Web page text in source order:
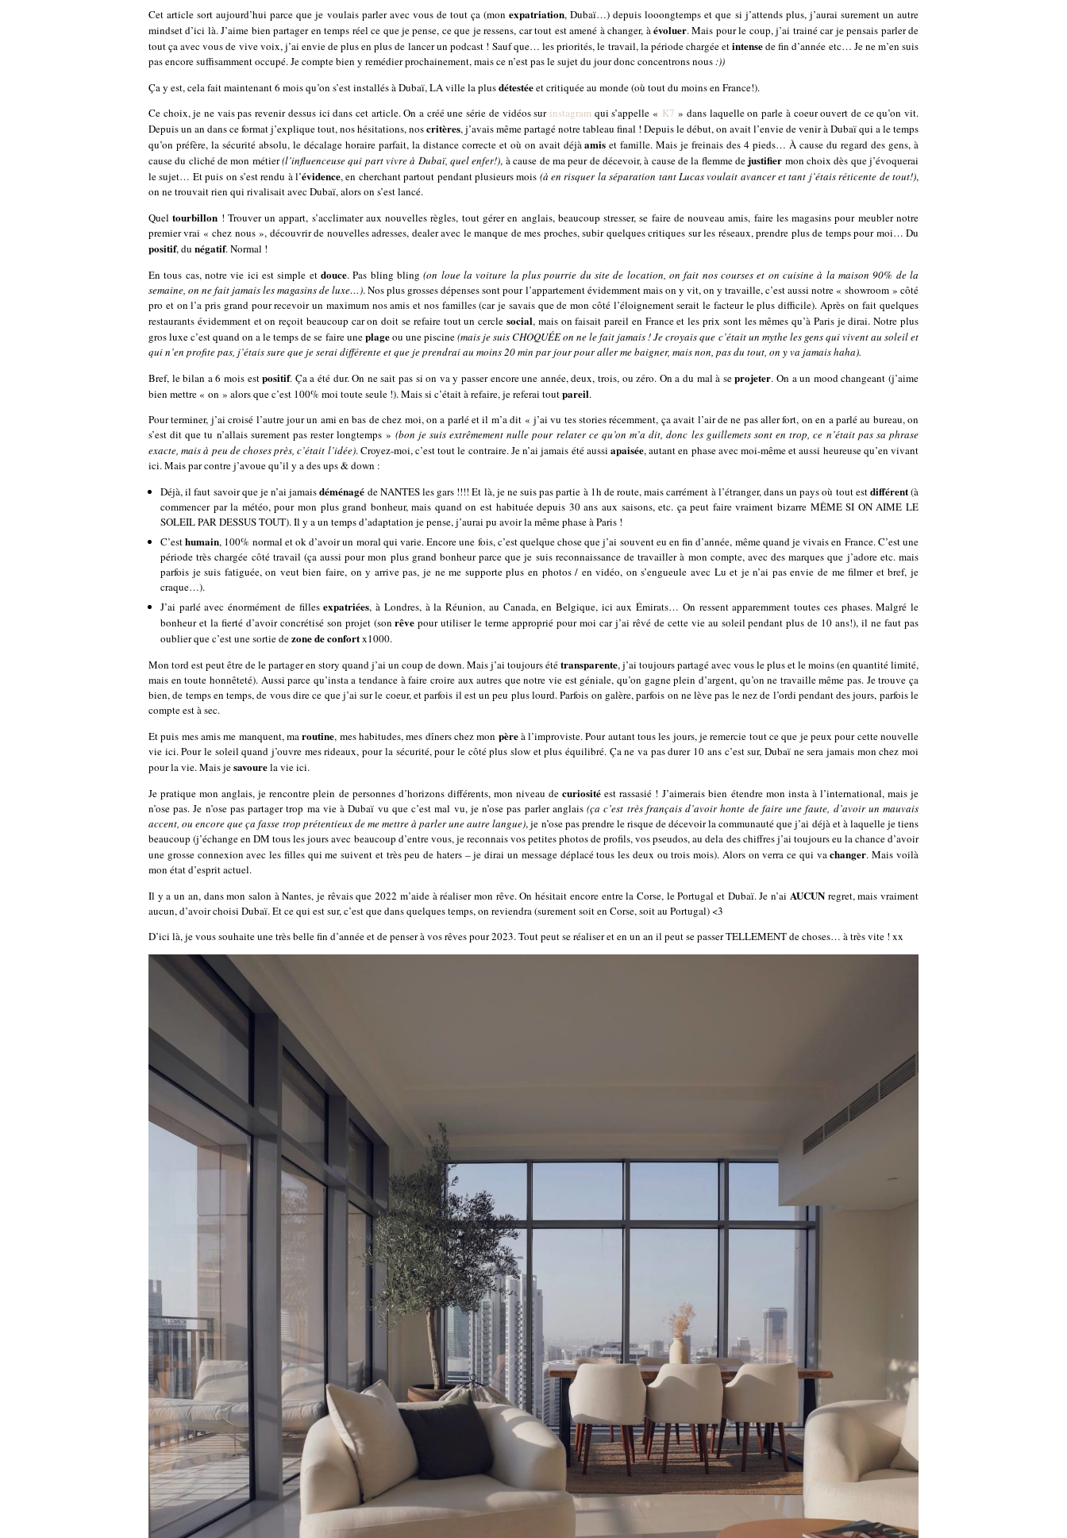
Cet article sort aujourd’hui parce que je voulais parler avec vous de tout ça (monexpatriation, Dubaï…) depuis looongtemps et que si j’attends plus, j’aurai surement un autre
mindset d’ici là. J’aime bien partager en temps réel ce que je pense, ce que je ressens, car tout est amené à changer, à évoluer. Mais pour le coup, j’ai trainé car je pensais parler de
tout ça avec vous de vive voix, j’ai envie de plus en plus de lancer un podcast ! Sauf que… les priorités, le travail, la période chargée etintensede fin d’année etc… Je ne m’en suis
pas encore suffisamment occupé. Je compte bien y remédier prochainement, mais ce n’est pas le sujet du jour donc concentrons nous :))
Ça y est, cela fait maintenant 6 mois qu’on s’est installés à Dubaï, LA ville la plusdétestéeet critiquée au monde (où tout du moins en France!).
Ce choix, je ne vais pas revenir dessus ici dans cet article. On a créé une série de vidéos sur instagram qui s’appelle « K7 » dans laquelle on parle à coeur ouvert de ce qu’on vit.
Depuis un an dans ce format j’explique tout, nos hésitations, noscritères, j’avais même partagé notre tableau final ! Depuis le début, on avait l’envie de venir à Dubaï qui a le temps
qu’on préfère, la sécurité absolu, le décalage horaire parfait, la distance correcte et où on avait déjàamis et famille. Mais je freinais des 4 pieds… À cause du regard des gens, à
cause du cliché de mon métier(l’influenceuse qui part vivre à Dubaï, quel enfer!), à cause de ma peur de décevoir, à cause de la flemme de justifier mon choix dès que j’évoquerai
le sujet… Et puis on s’est rendu à l’évidence, en cherchant partout pendant plusieurs mois (à en risquer la séparation tant Lucas voulait avancer et tant j’étais réticente de tout!),
on ne trouvait rien qui rivalisait avec Dubaï, alors on s’est lancé.
Queltourbillon ! Trouver un appart, s’acclimater aux nouvelles règles, tout gérer en anglais, beaucoup stresser, se faire de nouveau amis, faire les magasins pour meubler notre
premier vrai « chez nous », découvrir de nouvelles adresses, dealer avec le manque de mes proches, subir quelques critiques sur les réseaux, prendre plus de temps pour moi… Du
positif, du négatif. Normal !
En tous cas, notre vie ici est simple et douce. Pas bling bling(on loue la voiture la plus pourrie du site de location, on fait nos courses et on cuisine à la maison 90% de la
semaine, on ne fait jamais les magasins de luxe…). Nos plus grosses dépenses sont pour l’appartement évidemment mais on y vit, on y travaille, c’est aussi notre « showroom » côté
pro et on l’a pris grand pour recevoir un maximum nos amis et nos familles (car je savais que de mon côté l’éloignement serait le facteur le plus difficile). Après on fait quelques
restaurants évidemment et on reçoit beaucoup car on doit se refaire tout un cercle social, mais on faisait pareil en France et les prix sont les mêmes qu’à Paris je dirai. Notre plus
gros luxe c’est quand on a le temps de se faire uneplageou une piscine(mais je suis CHOQUÉE on ne le fait jamais ! Je croyais que c’était un mythe les gens qui vivent au soleil et
qui n’en profite pas, j’étais sure que je serai différente et que je prendrai au moins 20 min par jour pour aller me baigner, mais non, pas du tout, on y va jamais haha).
Bref, le bilan a 6 mois estpositif. Ça a été dur. On ne sait pas si on va y passer encore une année, deux, trois, ou zéro. On a du mal à seprojeter. On a un mood changeant (j’aime
bien mettre « on » alors que c’est 100% moi toute seule !). Mais si c’était à refaire, je referai toutpareil.
Pour terminer, j’ai croisé l’autre jour un ami en bas de chez moi, on a parlé et il m’a dit « j’ai vu tes stories récemment, ça avait l’air de ne pas aller fort, on en a parlé au bureau, on
s’est dit que tu n’allais surement pas rester longtemps » (bon je suis extrêmement nulle pour relater ce qu’on m’a dit, donc les guillemets sont en trop, ce n’était pas sa phrase
exacte, mais à peu de choses près, c’était l’idée). Croyez-moi, c’est tout le contraire. Je n’ai jamais été aussi apaisée, autant en phase avec moi-même et aussi heureuse qu’en vivant
ici. Mais par contre j’avoue qu’il y a des ups & down :
Déjà, il faut savoir que je n’ai jamaisdéménagé de NANTES les gars !!!! Et là, je ne suis pas partie à 1h de route, mais carrément à l’étranger, dans un pays où tout estdifférent(à
commencer par la météo, pour mon plus grand bonheur, mais quand on est habituée depuis 30 ans aux saisons, etc. ça peut faire vraiment bizarre MÊME SI ON AIME LE
SOLEIL PAR DESSUS TOUT). Il y a un temps d’adaptation je pense, j’aurai pu avoir la même phase à Paris !
C’esthumain, 100% normal et ok d’avoir un moral qui varie. Encore une fois, c’est quelque chose que j’ai souvent eu en fin d’année, même quand je vivais en France. C’est une
période très chargée côté travail (ça aussi pour mon plus grand bonheur parce que je suis reconnaissance de travailler à mon compte, avec des marques que j’adore etc. mais
parfois je suis fatiguée, on veut bien faire, on y arrive pas, je ne me supporte plus en photos / en vidéo, on s’engueule avec Lu et je n’ai pas envie de me filmer et bref, je
craque…).
J’ai parlé avec énormément de fillesexpatriées, à Londres, à la Réunion, au Canada, en Belgique, ici aux Émirats… On ressent apparemment toutes ces phases. Malgré le
bonheur et la fierté d’avoir concrétisé son projet (sonrêve pour utiliser le terme approprié pour moi car j’ai rêvé de cette vie au soleil pendant plus de 10 ans!), il ne faut pas
oublier que c’est une sortie dezone de confortx1000.
Mon tord est peut être de le partager en story quand j’ai un coup de down. Mais j’ai toujours ététransparente, j’ai toujours partagé avec vous le plus et le moins (en quantité limité,
mais en toute honnêteté). Aussi parce qu’insta a tendance à faire croire aux autres que notre vie est géniale, qu’on gagne plein d’argent, qu’on ne travaille même pas. Je trouve ça
bien, de temps en temps, de vous dire ce que j’ai sur le coeur, et parfois il est un peu plus lourd. Parfois on galère, parfois on ne lève pas le nez de l’ordi pendant des jours, parfois le
compte est à sec.
Et puis mes amis me manquent, maroutine, mes habitudes, mes dîners chez mon pèreà l’improviste. Pour autant tous les jours, je remercie tout ce que je peux pour cette nouvelle
vie ici. Pour le soleil quand j’ouvre mes rideaux, pour la sécurité, pour le côté plus slow et plus équilibré. Ça ne va pas durer 10 ans c’est sur, Dubaï ne sera jamais mon chez moi
pour la vie. Mais jesavourela vie ici.
Je pratique mon anglais, je rencontre plein de personnes d’horizons différents, mon niveau decuriosité est rassasié ! J’aimerais bien étendre mon insta à l’international, mais je
n’ose pas. Je n’ose pas partager trop ma vie à Dubaï vu que c’est mal vu, je n’ose pas parler anglais(ça c’est très français d’avoir honte de faire une faute, d’avoir un mauvais
accent, ou encore que ça fasse trop prétentieux de me mettre à parler une autre langue), je n’ose pas prendre le risque de décevoir la communauté que j’ai déjà et à laquelle je tiens
beaucoup (j’échange en DM tous les jours avec beaucoup d’entre vous, je reconnais vos petites photos de profils, vos pseudos, au dela des chiffres j’ai toujours eu la chance d’avoir
une grosse connexion avec les filles qui me suivent et très peu de haters – je dirai un message déplacé tous les deux ou trois mois). Alors on verra ce qui vachanger. Mais voilà
mon état d’esprit actuel.
Il y a un an, dans mon salon à Nantes, je rêvais que 2022 m’aide à réaliser mon rêve. On hésitait encore entre la Corse, le Portugal et Dubaï. Je n’ai AUCUNregret, mais vraiment
aucun, d’avoir choisi Dubaï. Et ce qui est sur, c’est que dans quelques temps, on reviendra (surement soit en Corse, soit au Portugal) <3
D’ici là, je vous souhaite une très belle fin d’année et de penser à vos rêves pour 2023. Tout peut se réaliser et en un an il peut se passer TELLEMENT de choses… à très vite ! xx